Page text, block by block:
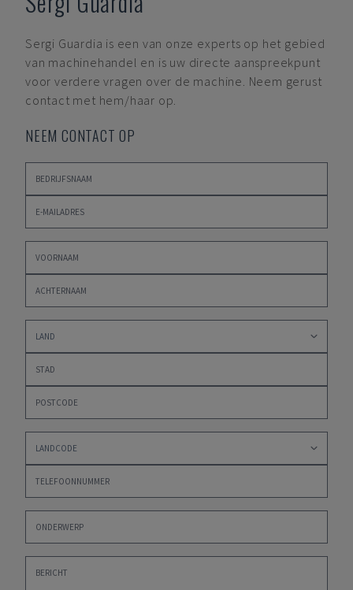
Sergi Guardia is een van onze experts op het gebied
van machinehandel en is uw directe aanspreekpunt
voor verdere vragen over de machine. Neem gerust
contact met hem/haar op.
NEEM CONTACT OP